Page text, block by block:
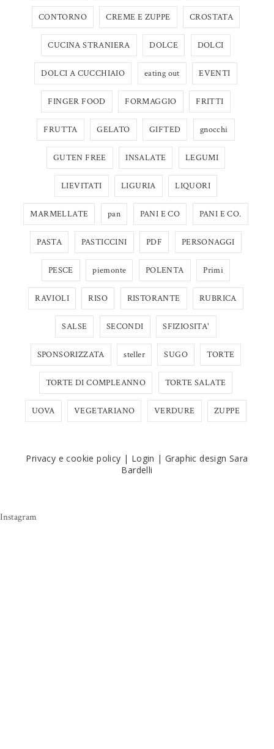
CONTORNO CREME E ZUPPE CROSTATA
CUCINA STRANIERA DOLCE DOLCI
DOLCI A CUCCHIAIO eating out EVENTI
FINGER FOOD FORMAGGIO FRITTI
FRUTTA GELATO GIFTED gnocchi
GUTEN FREE INSALATE LEGUMI
LIEVITATI LIGURIA LIQUORI
MARMELLATE pan PANI E CO PANI E CO.
PASTA PASTICCINI PDF PERSONAGGI
PESCE piemonte POLENTA Primi
RAVIOLI RISO RISTORANTE RUBRICA
SALSE SECONDI SFIZIOSITA'
SPONSORIZZATA steller SUGO TORTE
TORTE DI COMPLEANNO TORTE SALATE
UOVA VEGETARIANO VERDURE ZUPPE
Privacy e cookie policy | Login | Graphic design Sara
Bardelli
Instagram